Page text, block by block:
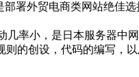
署外贸电商类网站绝佳选
率小，是日本服务器中
的创设，代码的编写，